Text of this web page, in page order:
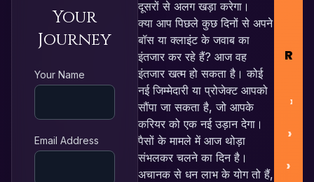
Your
Journey
Your Name
Email Address
दूसरों से अलग खड़ा करेगा।
क्या आप पिछले कुछ दिनों से अपने
बॉस या क्लाइंट के जवाब का
इंतजार कर रहे हैं? आज वह
इंतजार खत्म हो सकता है। कोई
नई जिम्मेदारी या प्रोजेक्ट आपको
सौंपा जा सकता है, जो आपके
करियर को एक नई उड़ान देगा।
पैसों के मामले में आज थोड़ा
संभलकर चलने का दिन है।
अचानक से धन लाभ के योग तो हैं,